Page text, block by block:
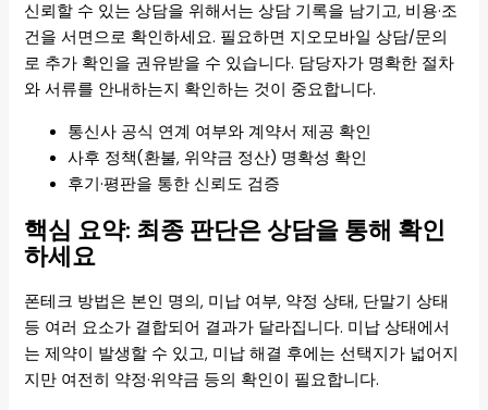
신뢰할 수 있는 상담을 위해서는 상담 기록을 남기고, 비용·조
건을 서면으로 확인하세요. 필요하면 지오모바일 상담/문의
로 추가 확인을 권유받을 수 있습니다. 담당자가 명확한 절차
와 서류를 안내하는지 확인하는 것이 중요합니다.
통신사 공식 연계 여부와 계약서 제공 확인
사후 정책(환불, 위약금 정산) 명확성 확인
후기·평판을 통한 신뢰도 검증
핵심 요약: 최종 판단은 상담을 통해 확인
하세요
폰테크 방법은 본인 명의, 미납 여부, 약정 상태, 단말기 상태
등 여러 요소가 결합되어 결과가 달라집니다. 미납 상태에서
는 제약이 발생할 수 있고, 미납 해결 후에는 선택지가 넓어지
지만 여전히 약정·위약금 등의 확인이 필요합니다.